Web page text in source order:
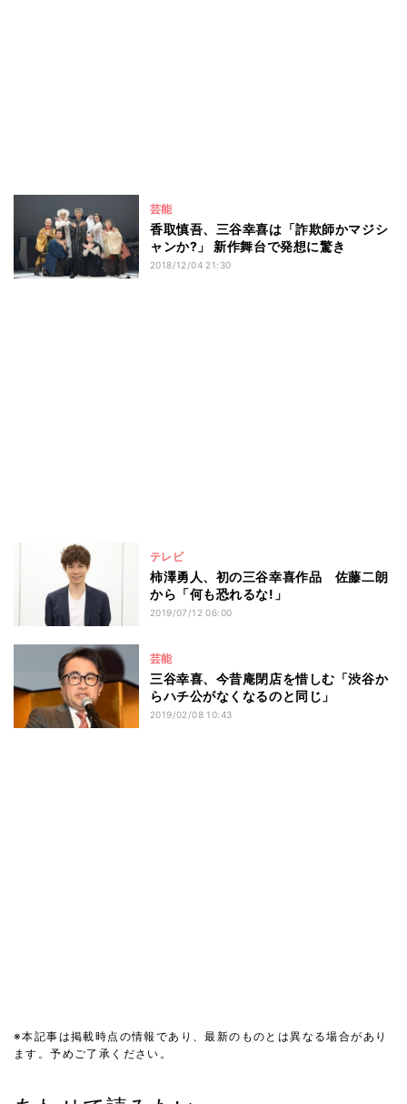
芸能
香取慎吾、三谷幸喜は「詐欺師かマジシ
ャンか?」 新作舞台で発想に驚き
2018/12/04 21:30
テレビ
柿澤勇人、初の三谷幸喜作品 佐藤二朗
から「何も恐れるな!」
2019/07/12 06:00
芸能
三谷幸喜、今昔庵閉店を惜しむ「渋谷か
らハチ公がなくなるのと同じ」
2019/02/08 10:43
※本記事は掲載時点の情報であり、最新のものとは異なる場合があり
ます。予めご了承ください。